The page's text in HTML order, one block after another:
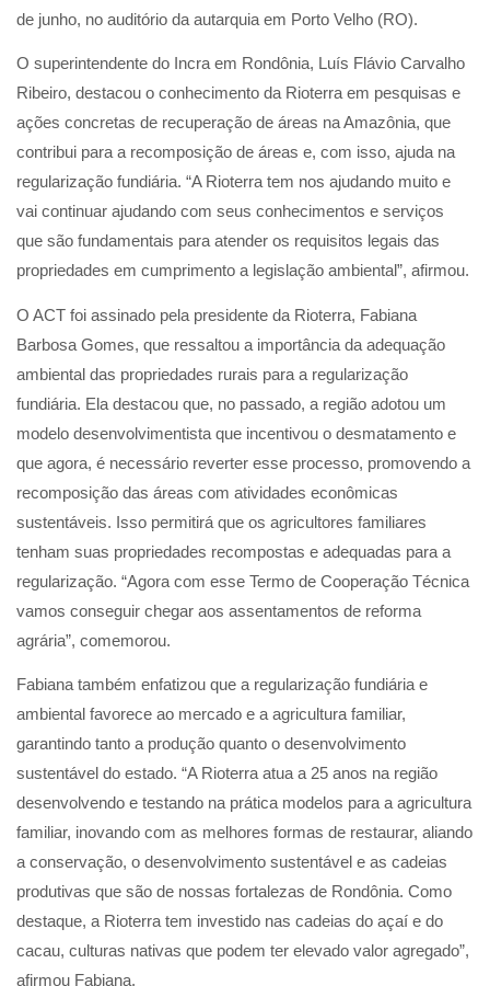
de junho, no auditório da autarquia em Porto Velho (RO).
O superintendente do Incra em Rondônia, Luís Flávio Carvalho
Ribeiro, destacou o conhecimento da Rioterra em pesquisas e
ações concretas de recuperação de áreas na Amazônia, que
contribui para a recomposição de áreas e, com isso, ajuda na
regularização fundiária. “A Rioterra tem nos ajudando muito e
vai continuar ajudando com seus conhecimentos e serviços
que são fundamentais para atender os requisitos legais das
propriedades em cumprimento a legislação ambiental”, afirmou.
O ACT foi assinado pela presidente da Rioterra, Fabiana
Barbosa Gomes, que ressaltou a importância da adequação
ambiental das propriedades rurais para a regularização
fundiária. Ela destacou que, no passado, a região adotou um
modelo desenvolvimentista que incentivou o desmatamento e
que agora, é necessário reverter esse processo, promovendo a
recomposição das áreas com atividades econômicas
sustentáveis. Isso permitirá que os agricultores familiares
tenham suas propriedades recompostas e adequadas para a
regularização. “Agora com esse Termo de Cooperação Técnica
vamos conseguir chegar aos assentamentos de reforma
agrária”, comemorou.
Fabiana também enfatizou que a regularização fundiária e
ambiental favorece ao mercado e a agricultura familiar,
garantindo tanto a produção quanto o desenvolvimento
sustentável do estado. “A Rioterra atua a 25 anos na região
desenvolvendo e testando na prática modelos para a agricultura
familiar, inovando com as melhores formas de restaurar, aliando
a conservação, o desenvolvimento sustentável e as cadeias
produtivas que são de nossas fortalezas de Rondônia. Como
destaque, a Rioterra tem investido nas cadeias do açaí e do
cacau, culturas nativas que podem ter elevado valor agregado”,
afirmou Fabiana.